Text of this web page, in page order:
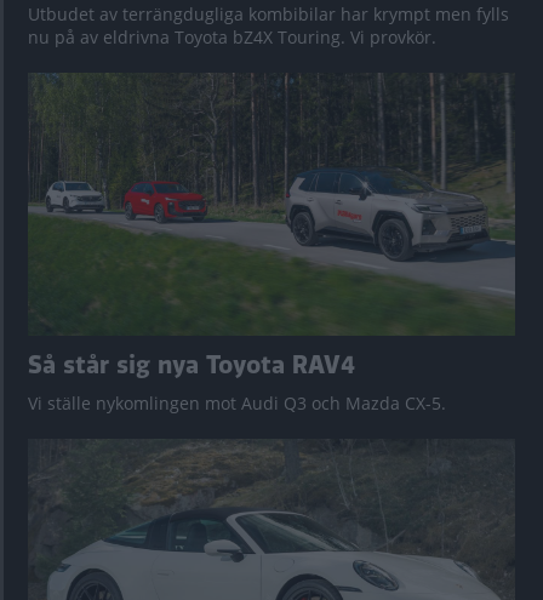
Utbudet av terrängdugliga kombibilar har krympt men fylls
nu på av eldrivna Toyota bZ4X Touring. Vi provkör.
Så står sig nya Toyota RAV4
Vi ställe nykomlingen mot Audi Q3 och Mazda CX-5.